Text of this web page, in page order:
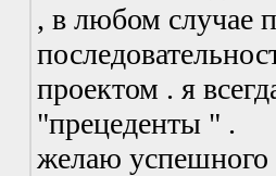
, в любом случае
проектом . я
"прецеденты " .
желаю успешного